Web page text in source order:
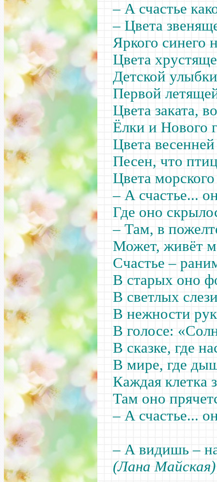
– А счастье
– Цвета
Яркого синего
Цвета
Детской
Первой
Цвета заката,
Ёлки и Нового
Цвета
Песен, что
Цвета
– А счастье...
Где оно
– Там, в
Может, живёт
Счастье –
В старых оно
В светлых
В нежности
В голосе:
В сказке, где
В мире, где
Каждая клетка
Там оно
– А счастье...
– А видишь –
(Лана Майская)